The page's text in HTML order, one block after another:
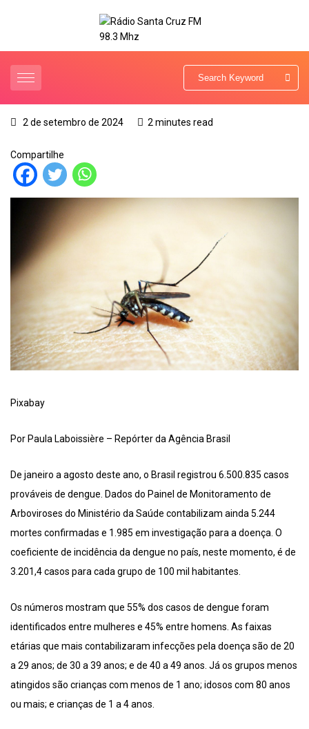
2 de setembro de 2024 2 minutes read
Compartilhe
Pixabay
Por Paula Laboissière – Repórter da Agência Brasil
De janeiro a agosto deste ano, o Brasil registrou 6.500.835 casos
prováveis de dengue. Dados do Painel de Monitoramento de
Arboviroses do Ministério da Saúde contabilizam ainda 5.244
mortes confirmadas e 1.985 em investigação para a doença. O
coeficiente de incidência da dengue no país, neste momento, é de
3.201,4 casos para cada grupo de 100 mil habitantes.
Os números mostram que 55% dos casos de dengue foram
identificados entre mulheres e 45% entre homens. As faixas
etárias que mais contabilizaram infecções pela doença são de 20
a 29 anos; de 30 a 39 anos; e de 40 a 49 anos. Já os grupos menos
atingidos são crianças com menos de 1 ano; idosos com 80 anos
ou mais; e crianças de 1 a 4 anos.